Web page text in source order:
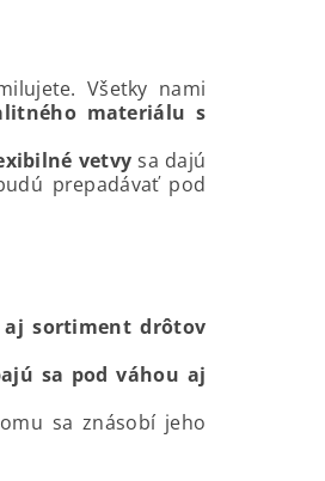
Všetky nami
materiálu s
vetvy sa dajú
prepadávať pod
sortiment drôtov
sa pod váhou aj
sa znásobí jeho